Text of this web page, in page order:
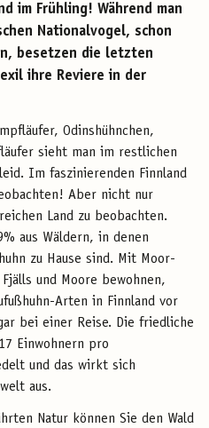
im Frühling! Während man
Nationalvogel, schon
besetzen die letzten
ihre Reviere in der
Odinshühnchen,
sieht man im restlichen
Im faszinierenden Finnland
Aber nicht nur
Land zu beobachten.
aus Wäldern, in denen
zu Hause sind. Mit Moor-
und Moore bewohnen,
Arten in Finnland vor
bei einer Reise. Die friedliche
Einwohnern pro
und das wirkt sich
aus.
Natur können Sie den Wald